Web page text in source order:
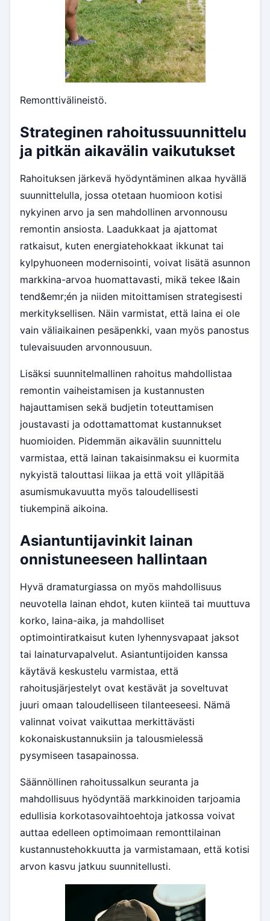
Remonttivälineistö.
Strateginen rahoitussuunnittelu
ja pitkän aikavälin vaikutukset
Rahoituksen järkevä hyödyntäminen alkaa hyvällä
suunnittelulla, jossa otetaan huomioon kotisi
nykyinen arvo ja sen mahdollinen arvonnousu
remontin ansiosta. Laadukkaat ja ajattomat
ratkaisut, kuten energiatehokkaat ikkunat tai
kylpyhuoneen modernisointi, voivat lisätä asunnon
markkina-arvoa huomattavasti, mikä tekee l&ain
tend&emr;én ja niiden mitoittamisen strategisesti
merkityksellisen. Näin varmistat, että laina ei ole
vain väliaikainen pesäpenkki, vaan myös panostus
tulevaisuuden arvonnousuun.
Lisäksi suunnitelmallinen rahoitus mahdollistaa
remontin vaiheistamisen ja kustannusten
hajauttamisen sekä budjetin toteuttamisen
joustavasti ja odottamattomat kustannukset
huomioiden. Pidemmän aikavälin suunnittelu
varmistaa, että lainan takaisinmaksu ei kuormita
nykyistä talouttasi liikaa ja että voit ylläpitää
asumismukavuutta myös taloudellisesti
tiukempinä aikoina.
Asiantuntijavinkit lainan
onnistuneeseen hallintaan
Hyvä dramaturgiassa on myös mahdollisuus
neuvotella lainan ehdot, kuten kiinteä tai muuttuva
korko, laina-aika, ja mahdolliset
optimointiratkaisut kuten lyhennysvapaat jaksot
tai lainaturvapalvelut. Asiantuntijoiden kanssa
käytävä keskustelu varmistaa, että
rahoitusjärjestelyt ovat kestävät ja soveltuvat
juuri omaan taloudelliseen tilanteeseesi. Nämä
valinnat voivat vaikuttaa merkittävästi
kokonaiskustannuksiin ja talousmielessä
pysymiseen tasapainossa.
Säännöllinen rahoitussalkun seuranta ja
mahdollisuus hyödyntää markkinoiden tarjoamia
edullisia korkotasovaihtoehtoja jatkossa voivat
auttaa edelleen optimoimaan remonttilainan
kustannustehokkuutta ja varmistamaan, että kotisi
arvon kasvu jatkuu suunnitellusti.